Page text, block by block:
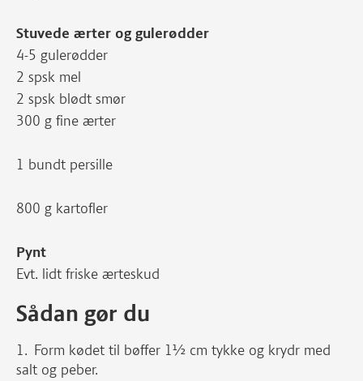
Stuvede ærter og gulerødder
4-5 gulerødder
2 spsk mel
2 spsk blødt smør
300 g fine ærter
1 bundt persille
800 g kartofler
Pynt
Evt. lidt friske ærteskud
Sådan gør du
Form kødet til bøffer 1½ cm tykke og krydr med
salt og peber.